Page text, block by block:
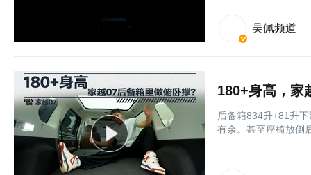
吴佩频道
180+身高，家
后备箱834升+81升
有余。甚至座椅放倒